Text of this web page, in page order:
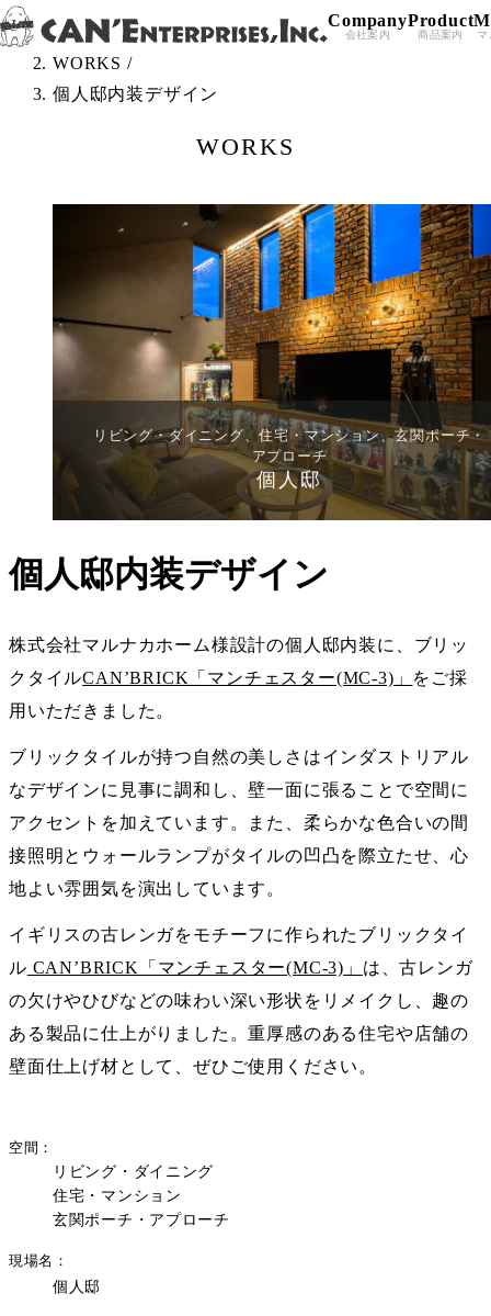
Skip to content
Company
会社案内
Product
商品案内 マ
TOP /
WORKS /
個人邸内装デザイン
WORKS
リビング・ダイニング、住宅・マンション、玄関ポーチ・
アプローチ
個人邸
個人邸内装デザイン
株式会社マルナカホーム様設計の個人邸内装に、ブリッ
クタイルCAN’BRICK「マンチェスター(MC-3)」 をご採
用いただきました。
ブリックタイルが持つ自然の美しさはインダストリアル
なデザインに見事に調和し、壁一面に張ることで空間に
アクセントを加えています。また、柔らかな色合いの間
接照明とウォールランプがタイルの凹凸を際立たせ、心
地よい雰囲気を演出しています。
イギリスの古レンガをモチーフに作られたブリックタイ
ル CAN’BRICK「マンチェスター(MC-3)」 は、古レンガ
の欠けやひびなどの味わい深い形状をリメイクし、趣の
ある製品に仕上がりました。重厚感のある住宅や店舗の
壁面仕上げ材として、ぜひご使用ください。
空間
リビング・ダイニング
住宅・マンション
玄関ポーチ・アプローチ
現場名
個人邸